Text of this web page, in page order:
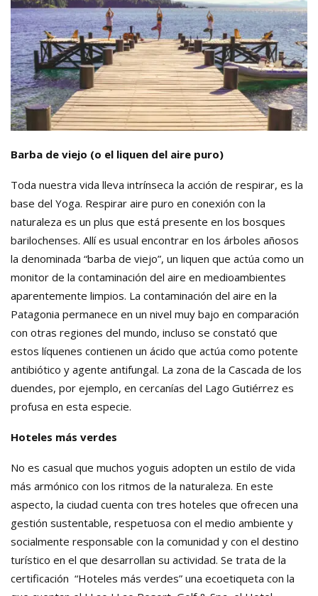
Barba de viejo (o el liquen del aire puro)
Toda nuestra vida lleva intrínseca la acción de respirar, es la
base del Yoga. Respirar aire puro en conexión con la
naturaleza es un plus que está presente en los bosques
barilochenses. Allí es usual encontrar en los árboles añosos
la denominada “barba de viejo”, un liquen que actúa como un
monitor de la contaminación del aire en medioambientes
aparentemente limpios. La contaminación del aire en la
Patagonia permanece en un nivel muy bajo en comparación
con otras regiones del mundo, incluso se constató que
estos líquenes contienen un ácido que actúa como potente
antibiótico y agente antifungal. La zona de la Cascada de los
duendes, por ejemplo, en cercanías del Lago Gutiérrez es
profusa en esta especie.
Hoteles más verdes
No es casual que muchos yoguis adopten un estilo de vida
más armónico con los ritmos de la naturaleza. En este
aspecto, la ciudad cuenta con tres hoteles que ofrecen una
gestión sustentable, respetuosa con el medio ambiente y
socialmente responsable con la comunidad y con el destino
turístico en el que desarrollan su actividad. Se trata de la
certificación “Hoteles más verdes” una ecoetiqueta con la